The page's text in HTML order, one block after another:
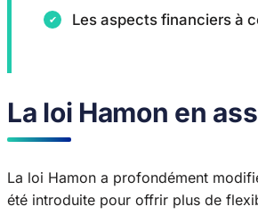
Les aspects financiers à
La loi Hamon en
La loi Hamon a profondément
été introduite pour offrir plus de